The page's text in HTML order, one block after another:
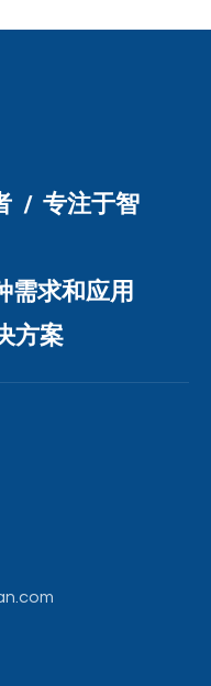
/ 专注于智
需求和应用
方案